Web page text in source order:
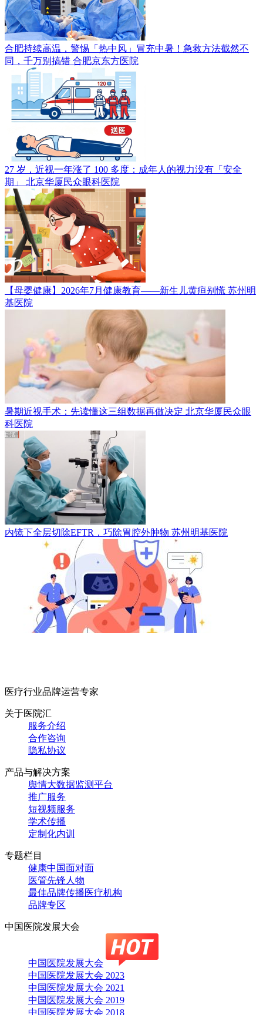
合肥持续高温，警惕「热中风」冒充中暑！急救方法截然不
同，千万别搞错 合肥京东方医院
27 岁，近视一年涨了 100 多度：成年人的视力没有「安全
期」 北京华厦民众眼科医院
【母婴健康】2026年7月健康教育——新生儿黄疸别慌 苏州明
基医院
暑期近视手术：先读懂这三组数据再做决定 北京华厦民众眼
科医院
内镜下全层切除EFTR，巧除胃腔外肿物 苏州明基医院
医疗行业品牌运营专家
关于医院汇
服务介绍
合作咨询
隐私协议
产品与解决方案
舆情大数据监测平台
推广服务
短视频服务
学术传播
定制化内训
专题栏目
健康中国面对面
医管先锋人物
最佳品牌传播医疗机构
品牌专区
中国医院发展大会
中国医院发展大会
中国医院发展大会 2023
中国医院发展大会 2021
中国医院发展大会 2019
中国医院发展大会 2018